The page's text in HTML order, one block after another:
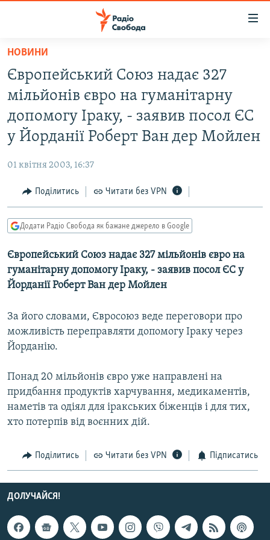
Перейти
основного
матеріалу
до
основної
Перейти
пошуку
ВСЕ ЗА ДОБУ
ПОЛІТИКА
КУЛЬТУРА
СПОРТ
СВІТ
ВІЙНА
ДОНБАС.РЕАЛІЇ
КРИМ.РЕАЛІЇ
ТИ ЯК?
КИТАЙ.ВИКЛИКИ
МУЛЬТИМЕДІА
СПЕЦПРОЄКТИ
ПОДКАСТИ
КРИМ РЕАЛІЇ
РУС
ДОЛУЧАЙСЯ!
НОВИНИ
Європейський Союз надає 327
мільйонів євро на гуманітарну
допомогу Іраку, - заявив посол ЄС
у Йорданії Роберт Ван дер Мойлен
01 квітня 2003, 16:37
Поділитись Читати без VPN
Додати Радіо Свобода як бажане джерело в Google
Європейський Союз надає 327 мільйонів євро на
гуманітарну допомогу Іраку, - заявив посол ЄС у
Йорданії Роберт Ван дер Мойлен
За його словами, Євросоюз веде переговори про
можливість переправляти допомогу Іраку через
Йорданію.
Понад 20 мільйонів євро уже направлені на
придбання продуктів харчування, медикаментів,
наметів та одіял для іракських біженців і для тих,
хто потерпів від воєнних дій.
Поділитись Читати без VPN Підписатись
ДОЛУЧАЙСЯ!